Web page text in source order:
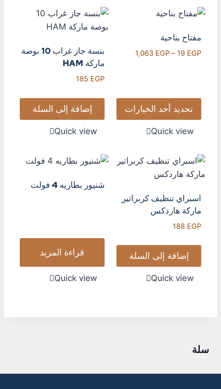
مفتاح بناحية
19 EGP
–
1,063 EGP
تحديد أحد الخيارات
Quick view
بنسة جاز غراب 10 بوصة
ماركة HAM
185 EGP
إضافة إلى السلة
Quick view
اسبراي تنظيف كربراتير
ماركة هاردكس
188 EGP
إضافة إلى السلة
Quick view
شنيور بطاريه 4 فولت
قراءة المزيد
Quick view
سلة